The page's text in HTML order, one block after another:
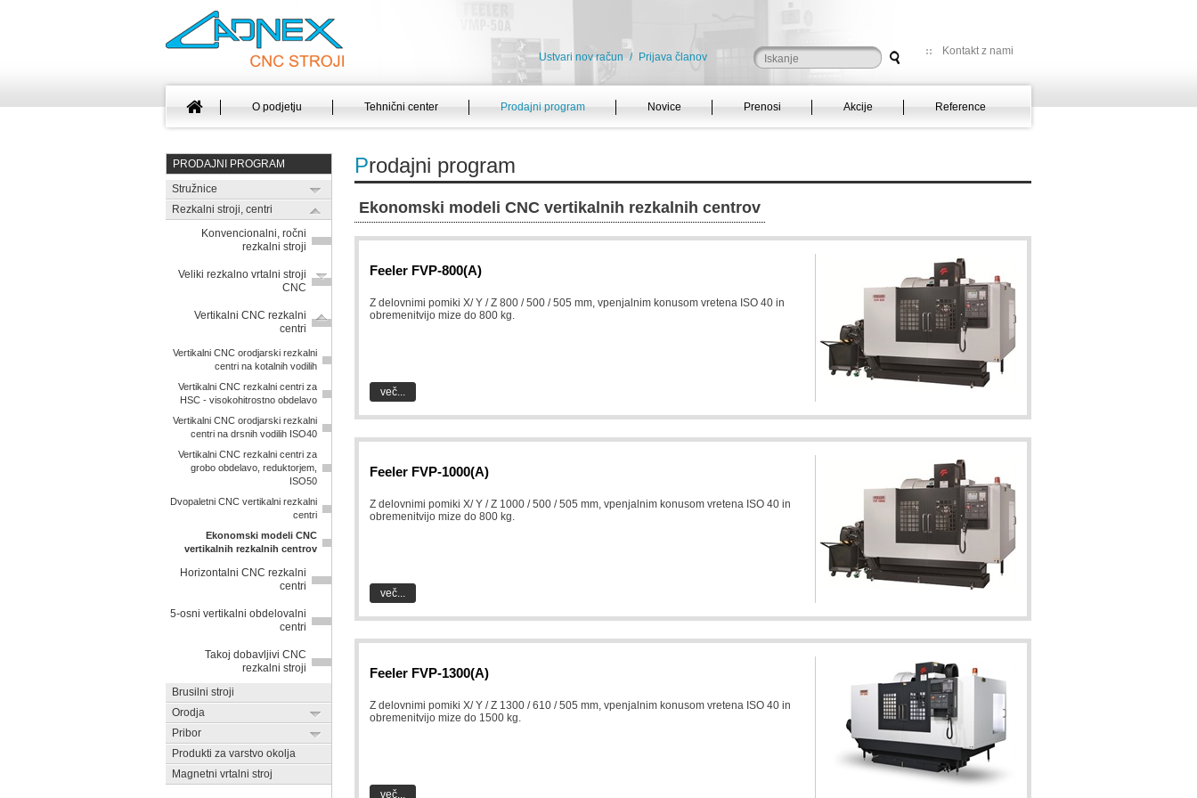
Ustvari nov račun / Prijava članov Kontakt z nami
O podjetju Tehnični center Prodajni program Novice Prenosi Akcije Reference
PRODAJNI PROGRAM
Stružnice
Rezkalni stroji, centri
Konvencionalni, ročni
rezkalni stroji
Veliki rezkalno vrtalni stroji
CNC
Vertikalni CNC rezkalni
centri
Vertikalni CNC orodjarski rezkalni
centri na kotalnih vodilih
Vertikalni CNC rezkalni centri za
HSC - visokohitrostno obdelavo
Vertikalni CNC orodjarski rezkalni
centri na drsnih vodilih ISO40
Vertikalni CNC rezkalni centri za
grobo obdelavo, reduktorjem,
ISO50
Dvopaletni CNC vertikalni rezkalni
centri
Ekonomski modeli CNC
vertikalnih rezkalnih centrov
Horizontalni CNC rezkalni
centri
5-osni vertikalni obdelovalni
centri
Takoj dobavljivi CNC
rezkalni stroji
Brusilni stroji
Orodja
Pribor
Produkti za varstvo okolja
Magnetni vrtalni stroj
Prodajni program
Ekonomski modeli CNC vertikalnih rezkalnih centrov
Feeler FVP-800(A)
Z delovnimi pomiki X/ Y / Z 800 / 500 / 505 mm, vpenjalnim konusom vretena ISO 40 in
obremenitvijo mize do 800 kg.
več...
Feeler FVP-1000(A)
Z delovnimi pomiki X/ Y / Z 1000 / 500 / 505 mm, vpenjalnim konusom vretena ISO 40 in
obremenitvijo mize do 800 kg.
več...
Feeler FVP-1300(A)
Z delovnimi pomiki X/ Y / Z 1300 / 610 / 505 mm, vpenjalnim konusom vretena ISO 40 in
obremenitvijo mize do 1500 kg.
več...